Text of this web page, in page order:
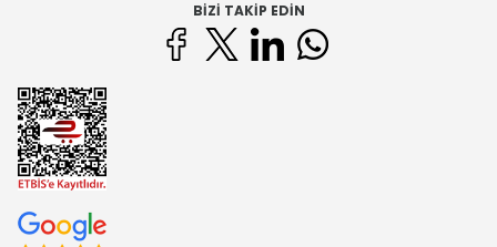
BIZI TAKIP EDIN